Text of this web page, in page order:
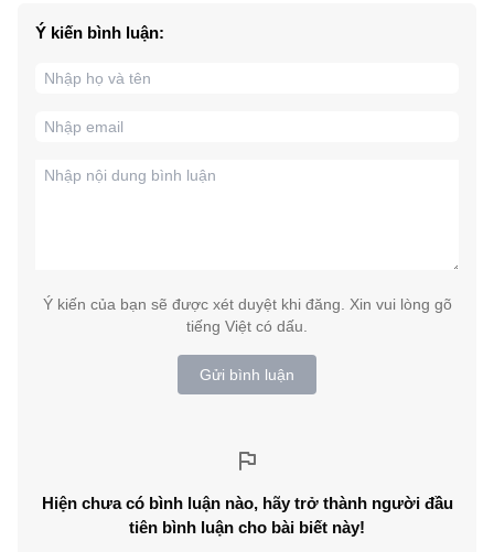
Ý kiến bình luận:
Ý kiến của bạn sẽ được xét duyệt khi đăng. Xin vui lòng gõ
tiếng Việt có dấu.
Gửi bình luận
Hiện chưa có bình luận nào, hãy trở thành người đầu
tiên bình luận cho bài biết này!